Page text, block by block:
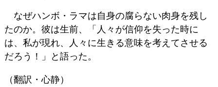
なぜハンボ・ラマは自身の腐らない肉身を残し
たのか。彼は生前、「人々が信仰を失った時に
は、私が現れ、人々に生きる意味を考えてさせる
だろう！」と語った。
（翻訳・心静）